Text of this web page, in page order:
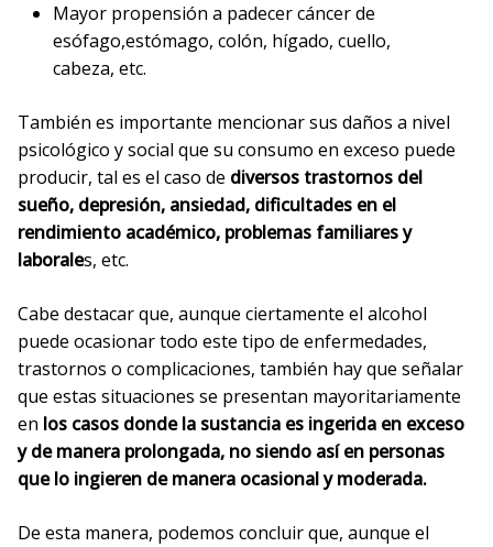
Mayor propensión a padecer cáncer de
esófago,estómago, colón, hígado, cuello,
cabeza, etc.
También es importante mencionar sus daños a nivel
psicológico y social que su consumo en exceso puede
producir, tal es el caso de diversos trastornos del
sueño, depresión, ansiedad, dificultades en el
rendimiento académico, problemas familiares y
laborales, etc.
Cabe destacar que, aunque ciertamente el alcohol
puede ocasionar todo este tipo de enfermedades,
trastornos o complicaciones, también hay que señalar
que estas situaciones se presentan mayoritariamente
en los casos donde la sustancia es ingerida en exceso
y de manera prolongada, no siendo así en personas
que lo ingieren de manera ocasional y moderada.
De esta manera, podemos concluir que, aunque el